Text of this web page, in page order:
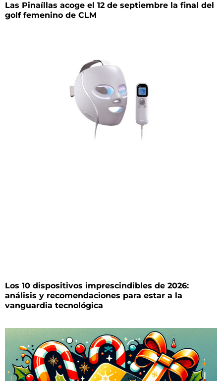
Las Pinaíllas acoge el 12 de septiembre la final del
golf femenino de CLM
Los 10 dispositivos imprescindibles de 2026:
análisis y recomendaciones para estar a la
vanguardia tecnológica